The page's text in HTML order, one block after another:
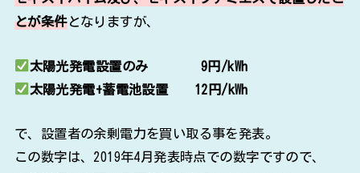
とが条件となりますが、
太陽光発電設置のみ 9円/kWh
太陽光発電+蓄電池設置 12円/kWh
で、設置者の余剰電力を買い取る事を発表。
この数字は、2019年4月発表時点での数字ですので、